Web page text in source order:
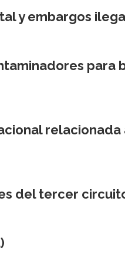
y embargos
para
relacionada
del tercer